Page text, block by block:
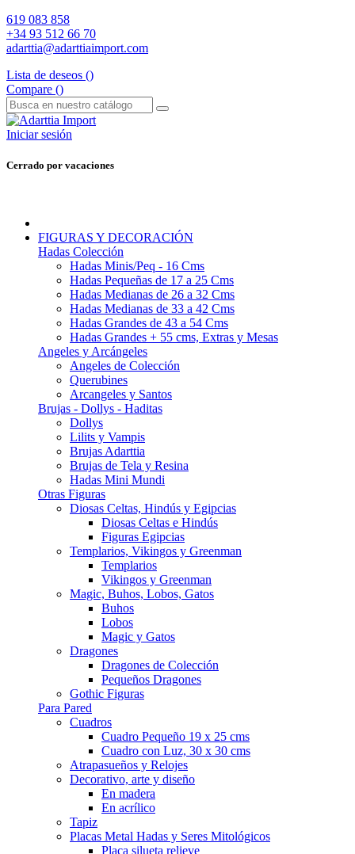
619 083 858
+34 93 512 66 70
adarttia@adarttiaimport.com
Lista de deseos ()
Compare ()
Iniciar sesión
Cerrado por vacaciones
FIGURAS Y DECORACIÓN
Hadas Colección
Hadas Minis/Peq - 16 Cms
Hadas Pequeñas de 17 a 25 Cms
Hadas Medianas de 26 a 32 Cms
Hadas Medianas de 33 a 42 Cms
Hadas Grandes de 43 a 54 Cms
Hadas Grandes + 55 cms, Extras y Mesas
Angeles y Arcángeles
Angeles de Colección
Querubines
Arcangeles y Santos
Brujas - Dollys - Haditas
Dollys
Lilits y Vampis
Brujas Adarttia
Brujas de Tela y Resina
Hadas Mini Mundi
Otras Figuras
Diosas Celtas, Hindús y Egipcias
Diosas Celtas e Hindús
Figuras Egipcias
Templarios, Vikingos y Greenman
Templarios
Vikingos y Greenman
Magic, Buhos, Lobos, Gatos
Buhos
Lobos
Magic y Gatos
Dragones
Dragones de Colección
Pequeños Dragones
Gothic Figuras
Para Pared
Cuadros
Cuadro Pequeño 19 x 25 cms
Cuadro con Luz, 30 x 30 cms
Atrapasueños y Relojes
Decorativo, arte y diseño
En madera
En acrílico
Tapiz
Placas Metal Hadas y Seres Mitológicos
Placa silueta relieve